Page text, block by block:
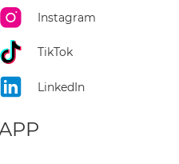
Instagram
TikTok
LinkedIn